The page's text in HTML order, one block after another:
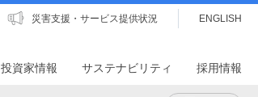
災害支援・サービス提供状況 ENGLISH
投資家情報 サステナビリティ 採用情報